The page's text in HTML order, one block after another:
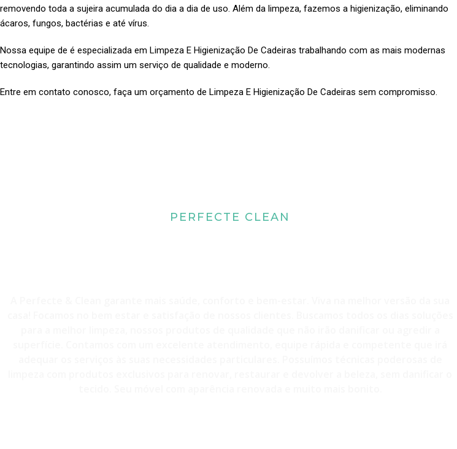
removendo toda a sujeira acumulada do dia a dia de uso. Além da limpeza, fazemos a higienização, eliminando
ácaros, fungos, bactérias e até vírus.
Nossa equipe de é especializada em Limpeza E Higienização De Cadeiras trabalhando com as mais modernas
tecnologias, garantindo assim um serviço de qualidade e moderno.
Entre em contato conosco, faça um orçamento de Limpeza E Higienização De Cadeiras sem compromisso.
PERFECTE CLEAN